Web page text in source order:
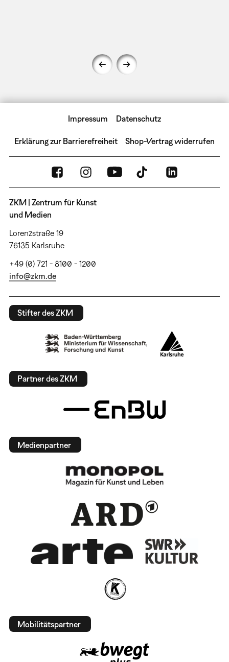
Impressum Datenschutz
Erklärung zur Barrierefreiheit Shop-Vertrag widerrufen
ZKM | Zentrum für Kunst
und Medien
Lorenzstraße 19
76135 Karlsruhe
+49 (0) 721 - 8100 - 1200
info@zkm.de
Stifter des ZKM
Partner des ZKM
Medienpartner
Mobilitätspartner